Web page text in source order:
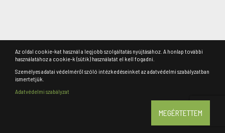
Az oldal cookie-kat használ a legjobb szolgáltatás nyújtásához. A honlap további
használatához a cookie-k (sütik) használatát el kell fogadni.
Személyes adatai védelméről szóló intézkedéseinket az adatvédelmi szabályzatban
ismertetjük.
Adatvédelmi szabályzat
MEGÉRTETTEM